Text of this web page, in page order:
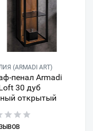
(ARMADI ART)
пенал Armadi
30 дуб
открытый